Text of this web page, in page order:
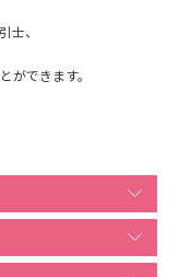
ブ
士、
ができます。